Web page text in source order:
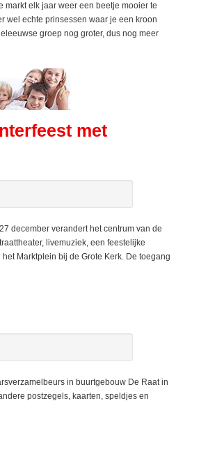
markt elk jaar weer een beetje mooier te
wel echte prinsessen waar je een kroon
groep nog groter, dus nog meer
met
december verandert het centrum van de
livemuziek, een feestelijke
Marktplein bij de Grote Kerk. De toegang
in buurtgebouw De Raat in
postzegels, kaarten, speldjes en